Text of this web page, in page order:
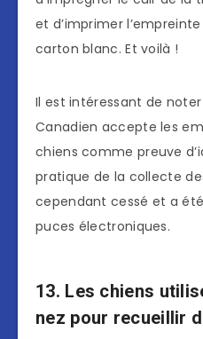
et d’imprimer
carton blanc. Et voilà !
Il est intéressant de
Canadien accepte les
chiens comme preuve
pratique de la collecte
cependant cessé et a
puces électroniques.
13. Les chiens
nez pour recueillir